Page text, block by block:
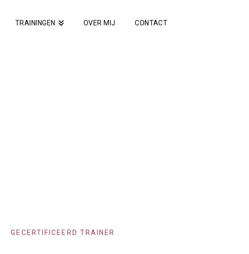
TRAININGEN OVER MIJ CONTACT
GECERTIFICEERD TRAINER